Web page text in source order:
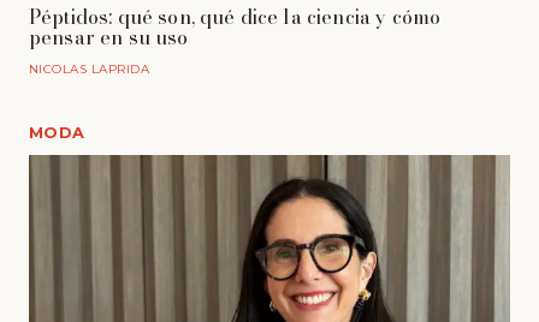
Péptidos: qué son, qué dice la ciencia y cómo
pensar en su uso
NICOLAS LAPRIDA
MODA